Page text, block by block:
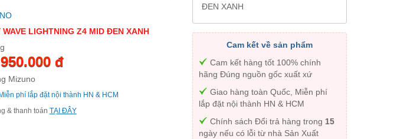
WAVE LIGHTNING Z4 MID ĐEN XANH
đ
Mizuno
phí lắp đặt nội thành HN & HCM
& thanh toán TẠI ĐÂY
ĐEN XANH
Cam kết về sản phẩm
Cam kết hàng tốt 100% chính
hãng Đúng nguồn gốc xuất xứ
Giao hàng toàn Quốc, Miễn phí
lắp đặt nội thành HN & HCM
Chính sách Đổi trả hàng trong 15
ngày nếu có lỗi từ nhà Sản Xuất